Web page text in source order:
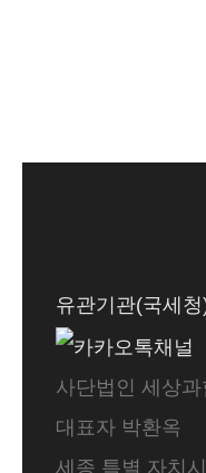
유관기관(국세청
사단법인 세상과
대표자 박환옥
세종 특별 자치